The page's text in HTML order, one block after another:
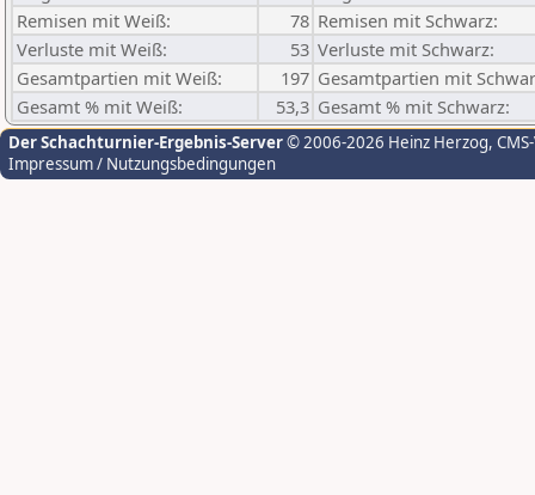
Remisen mit Weiß:
78 Remisen mit Schwarz:
Verluste mit Weiß:
53 Verluste mit Schwarz:
Gesamtpartien mit Weiß:
197 Gesamtpartien mit
Gesamt % mit Weiß:
53,3 Gesamt % mit Schwarz:
Der Schachturnier-Ergebnis-Server© 2006-2026 Heinz Herzog,
Impressum / Nutzungsbedingungen